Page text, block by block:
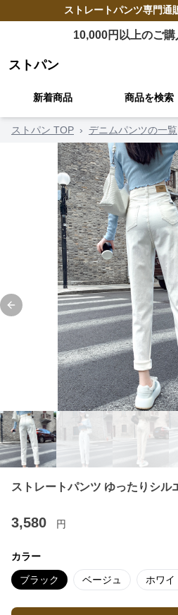
ストレートパンツ専門通
10,000円以上のご
ストパン
新着商品 商品を検索
ストパン TOP › デニムパンツの一覧
Previous slide
ストレートパンツ ゆったりシル
3,580 円
カラー
ブラック ベージュ ホワイ